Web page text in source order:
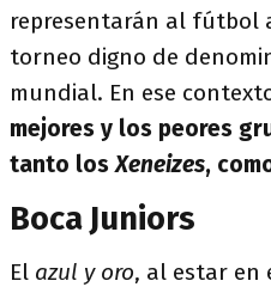
representarán al fútbol
torneo digno de
mundial. En ese
mejores y los peores
tanto losXeneizes,
Boca Juniors
El azul y oro, al estar en